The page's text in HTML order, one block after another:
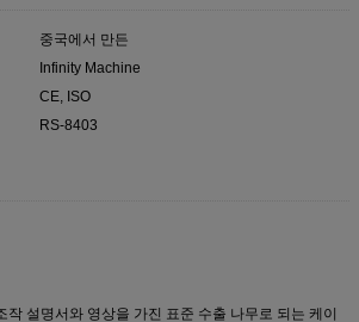
중국에서 만든
Infinity Machine
CE, ISO
RS-8403
작 설명서와 영상을 가진 표준 수출 나무로 되는 케이